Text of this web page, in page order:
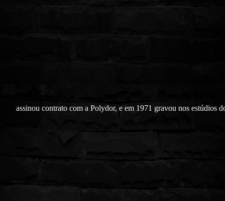
assinou contrato com a Polydor, e em 1971 gravou nos estúdios